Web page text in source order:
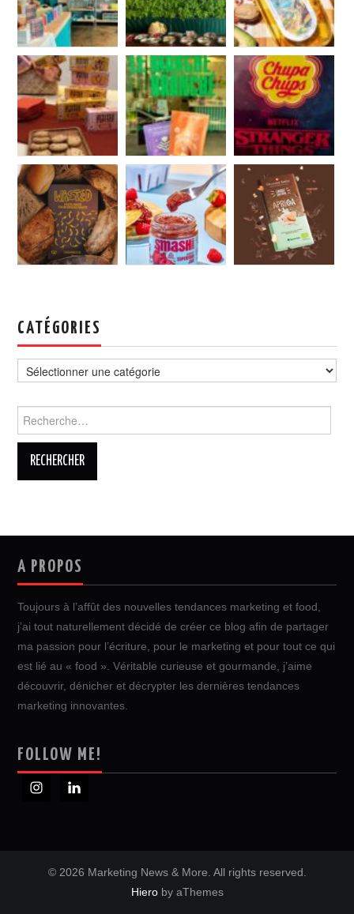
CATÉGORIES
A PROPOS
Toujours à l’affût des nouvelles tendances marketing et food,
j’ai tout naturellement décidé de créer ce blog afin de partager
ma passion pour l’écriture, pour le marketing et pour tout ce qui
est lié au « food ». Véritable curieuse et gourmande, j’aime
découvrir, dénicher et décrypter les dernières tendances
marketing innovantes.
FOLLOW ME!
© 2026 Marketing News & More. All rights reserved.
Hieroby aThemes